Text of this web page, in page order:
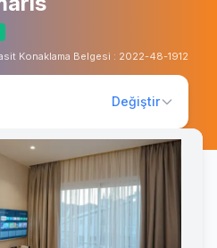
Konaklama Belgesi : 2022-48-1912
Değiştir